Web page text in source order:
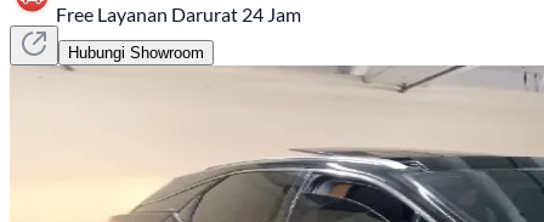
Free Layanan Darurat 24 Jam
Hubungi Showroom